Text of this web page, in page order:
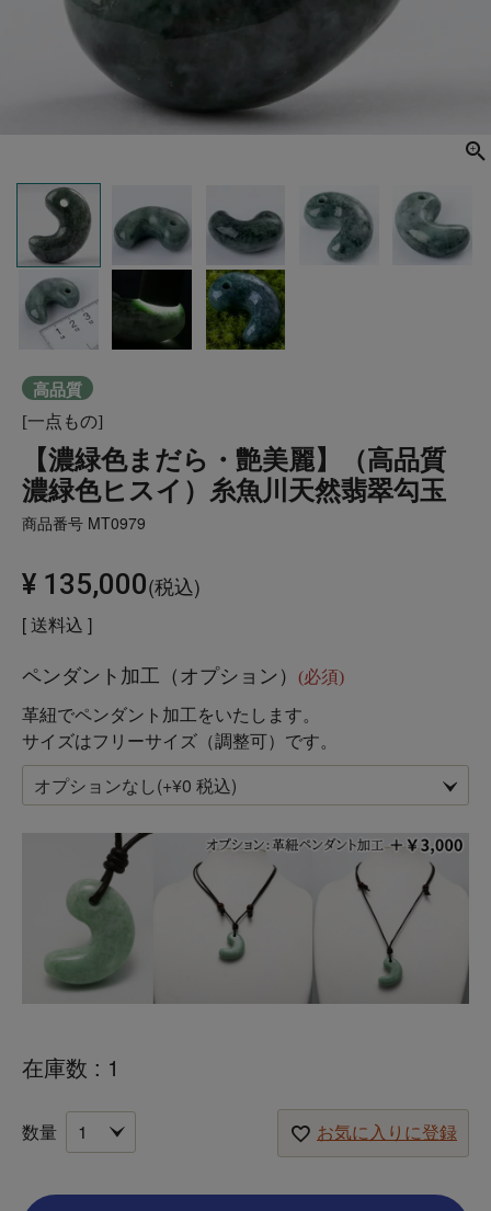
高品質
[一点もの]
【濃緑色まだら・艶美麗】（高品質
濃緑色ヒスイ）糸魚川天然翡翠勾玉
商品番号 MT0979
¥ 135,000 税込
送料込
ペンダント加工（オプション） (必須)
革紐でペンダント加工をいたします。
サイズはフリーサイズ（調整可）です。
在庫数 1
お気に入りに登録